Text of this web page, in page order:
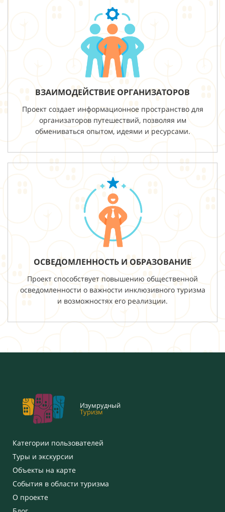
ВЗАИМОДЕЙСТВИЕ ОРГАНИЗАТОРОВ
Проект создает информационное пространство для
организаторов путешествий, позволяя им
обмениваться опытом, идеями и ресурсами.
ОСВЕДОМЛЕННОСТЬ И ОБРАЗОВАНИЕ
Проект способствует повышению общественной
осведомленности о важности инклюзивного туризма
и возможностях его реализции.
Изумрудный
Туризм
Категории пользователей
Туры и экскурсии
Объекты на карте
События в области туризма
О проекте